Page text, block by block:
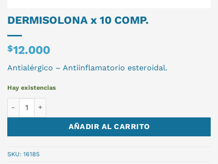
DERMISOLONA x 10 COMP.
$12.000
Antialérgico – Antiinflamatorio esteroidal.
Hay existencias
AÑADIR AL CARRITO
SKU: 16185